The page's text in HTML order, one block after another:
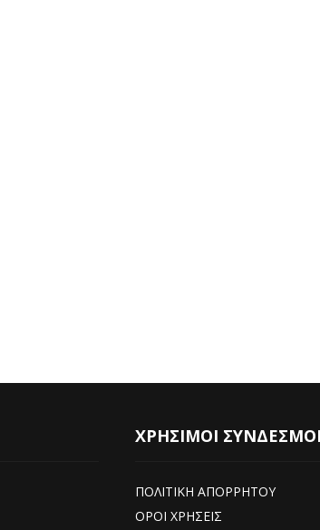
ΧΡΗΣΙΜΟΙ
ΠΟΛΙΤΙΚΗ ΑΠΟΡΡΗΤΟΥ
ΟΡΟΙ ΧΡΗΣΕΙΣ